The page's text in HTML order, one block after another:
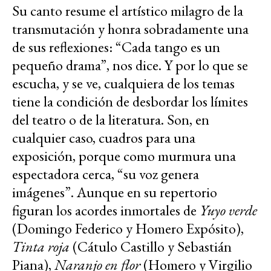
Su canto resume el artístico milagro de la
transmutación y honra sobradamente una
de sus reflexiones: “Cada tango es un
pequeño drama”, nos dice. Y por lo que se
escucha, y se ve, cualquiera de los temas
tiene la condición de desbordar los límites
del teatro o de la literatura. Son, en
cualquier caso, cuadros para una
exposición, porque como murmura una
espectadora cerca, “su voz genera
imágenes”. Aunque en su repertorio
figuran los acordes inmortales de Yuyo verde
(Domingo Federico y Homero Expósito),
Tinta roja (Cátulo Castillo y Sebastián
Piana),Naranjo en flor(Homero y Virgilio